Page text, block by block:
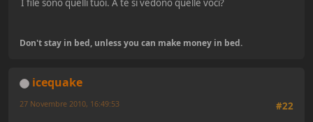
I file sono quelli tuoi. A te si vedono quelle voci?
Don't stay in bed, unless you can make money in bed.
icequake
#22
27 Novembre 2010, 16:49:53